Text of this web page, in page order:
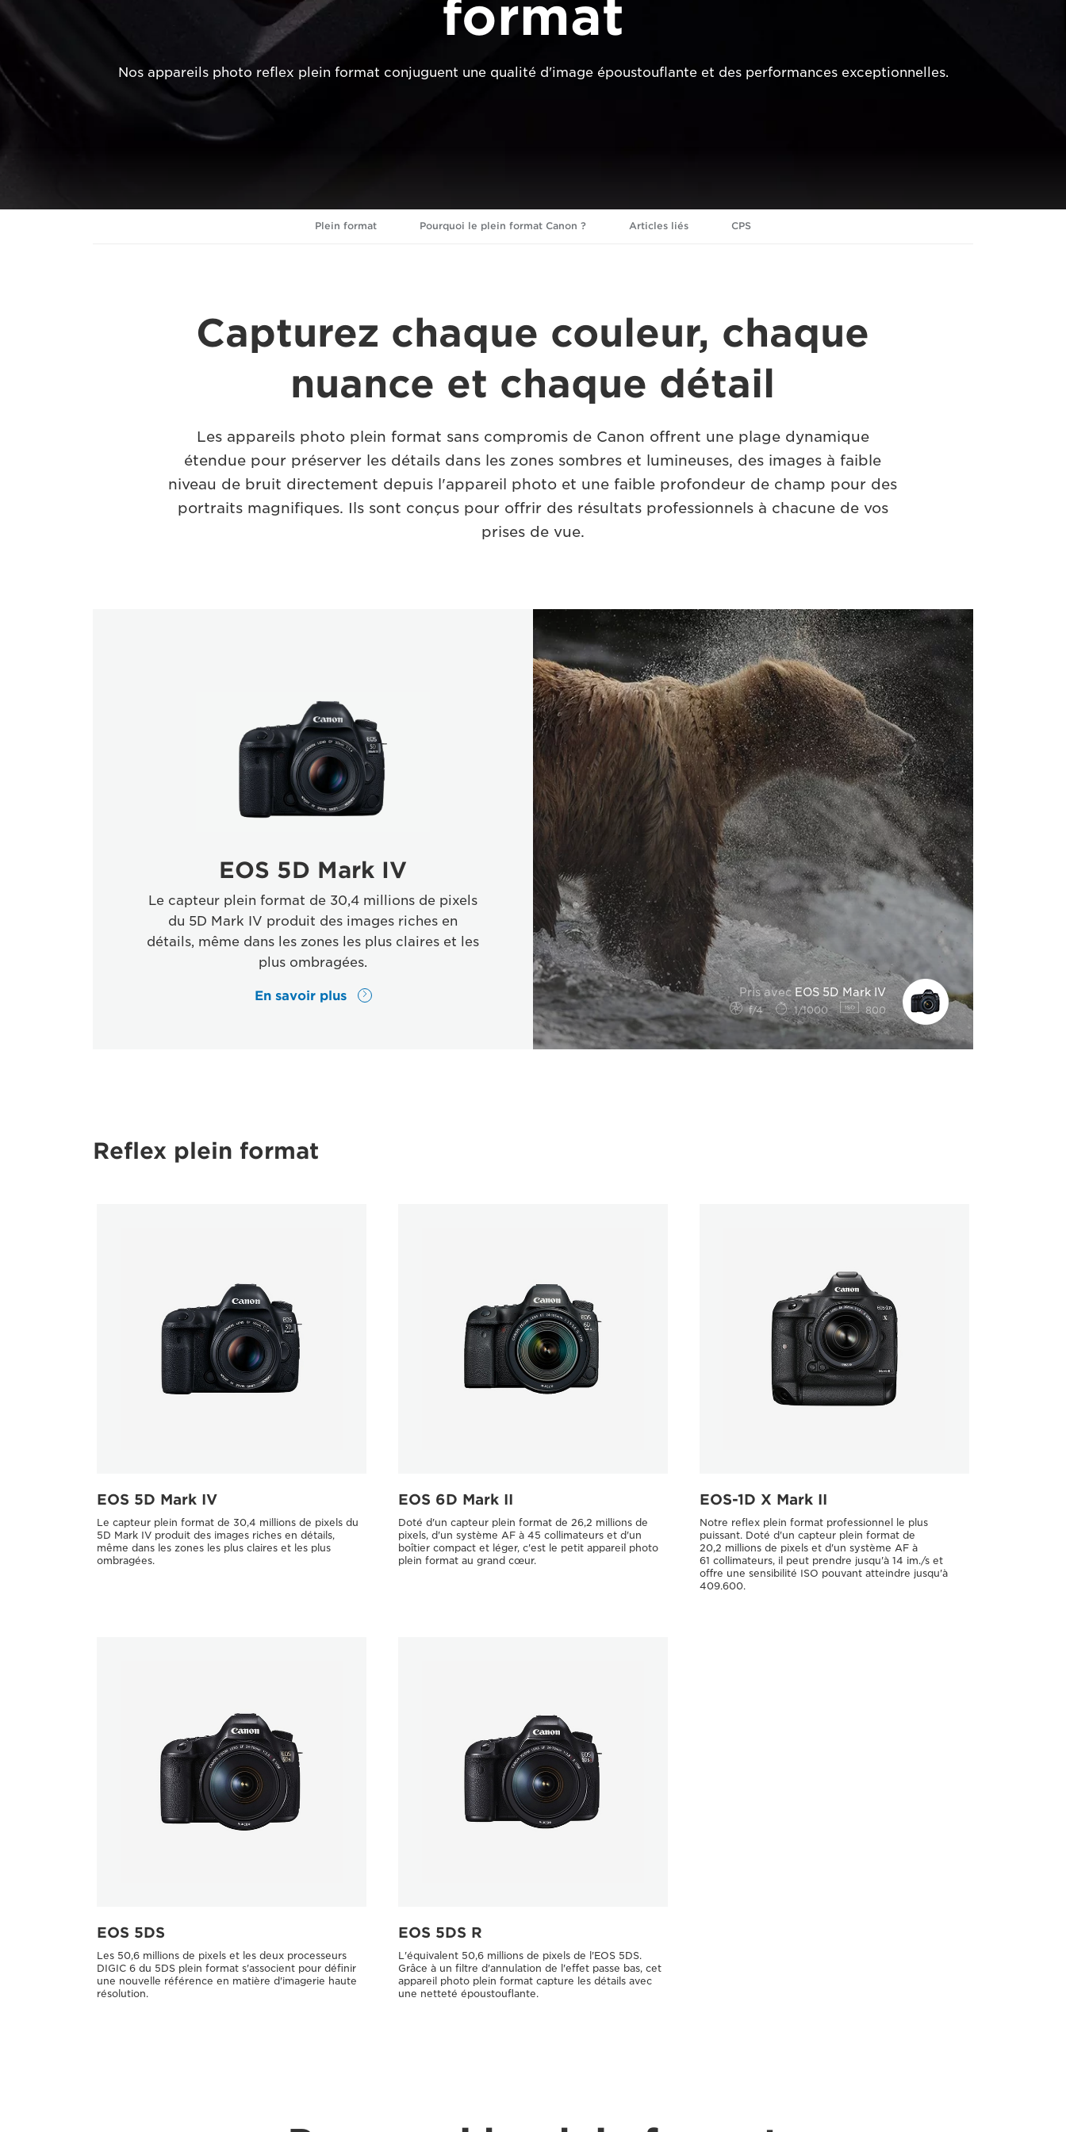
format
Nos appareils photo reflex plein format conjuguent une qualité d'image époustouflante et des performances exceptionnelles.
Plein format Pourquoi le plein format Canon ? Articles liés CPS
Capturez chaque couleur, chaque
nuance et chaque détail
Les appareils photo plein format sans compromis de Canon offrent une plage dynamique
étendue pour préserver les détails dans les zones sombres et lumineuses, des images à faible
niveau de bruit directement depuis l'appareil photo et une faible profondeur de champ pour des
portraits magnifiques. Ils sont conçus pour offrir des résultats professionnels à chacune de vos
prises de vue.
EOS 5D Mark IV
Le capteur plein format de 30,4 millions de pixels
du 5D Mark IV produit des images riches en
détails, même dans les zones les plus claires et les
plus ombragées.
En savoir plus Pris avec EOS 5D Mark IV
f/4 1/1000 800
Reflex plein format
EOS 5D Mark IV
Le capteur plein format de 30,4 millions de pixels du
5D Mark IV produit des images riches en détails,
même dans les zones les plus claires et les plus
ombragées.
EOS 6D Mark II
Doté d'un capteur plein format de 26,2 millions de
pixels, d'un système AF à 45 collimateurs et d'un
boîtier compact et léger, c'est le petit appareil photo
plein format au grand cœur.
EOS-1D X Mark II
Notre reflex plein format professionnel le plus
puissant. Doté d'un capteur plein format de
20,2 millions de pixels et d'un système AF à
61 collimateurs, il peut prendre jusqu'à 14 im./s et
offre une sensibilité ISO pouvant atteindre jusqu'à
409.600.
EOS 5DS
Les 50,6 millions de pixels et les deux processeurs
DIGIC 6 du 5DS plein format s'associent pour définir
une nouvelle référence en matière d'imagerie haute
résolution.
EOS 5DS R
L'équivalent 50,6 millions de pixels de l'EOS 5DS.
Grâce à un filtre d'annulation de l'effet passe bas, cet
appareil photo plein format capture les détails avec
une netteté époustouflante.